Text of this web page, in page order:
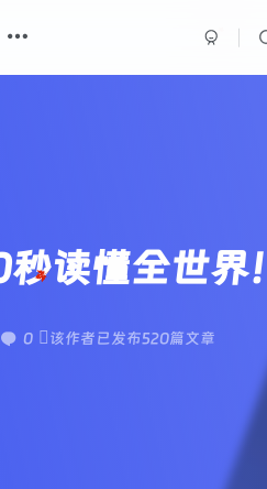
读懂全世界！
0 该作者已发布520篇文章